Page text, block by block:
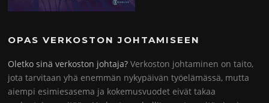
OPAS VERKOSTON JOHTAMISEEN
Oletko sinä verkoston johtaja? Verkoston johtaminen on taito,
jota tarvitaan yhä enemmän nykypäivän työelämässä, mutta
aiempi esimiesasema ja kokemusvuodet eivät takaa